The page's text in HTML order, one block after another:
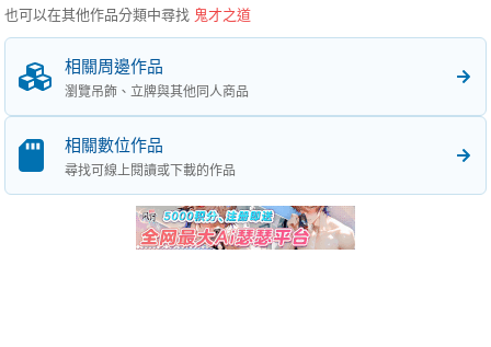
也可以在其他作品分類中尋找 鬼才之道
相關周邊作品
瀏覽吊飾、立牌與其他同人商品
相關數位作品
尋找可線上閱讀或下載的作品